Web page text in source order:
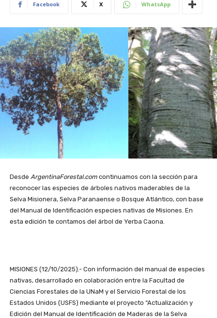
Facebook X WhatsApp
Desde ArgentinaForestal.com continuamos con la sección para
reconocer las especies de árboles nativos maderables de la
Selva Misionera, Selva Paranaense o Bosque Atlántico, con base
del Manual de Identificación especies nativas de Misiones. En
esta edición te contamos del árbol de Yerba Caona.
MISIONES (12/10/2025).- Con información del manual de especies
nativas, desarrollado en colaboración entre la Facultad de
Ciencias Forestales de la UNaM y el Servicio Forestal de los
Estados Unidos (USFS) mediante el proyecto “Actualización y
Edición del Manual de Identificación de Maderas de la Selva